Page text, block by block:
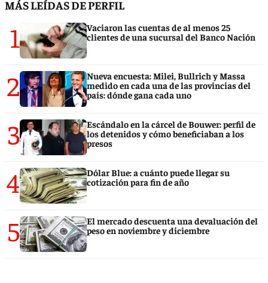
MÁS LEÍDAS DE PERFIL
1
Vaciaron las cuentas de al menos 25
clientes de una sucursal del Banco Nación
2
Nueva encuesta: Milei, Bullrich y Massa
medido en cada una de las provincias del
país: dónde gana cada uno
3
Escándalo en la cárcel de Bouwer: perfil de
los detenidos y cómo beneficiaban a los
presos
4
Dólar Blue: a cuánto puede llegar su
cotización para fin de año
5
El mercado descuenta una devaluación del
peso en noviembre y diciembre